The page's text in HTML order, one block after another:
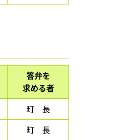
答弁を
求める者
町 長
町 長